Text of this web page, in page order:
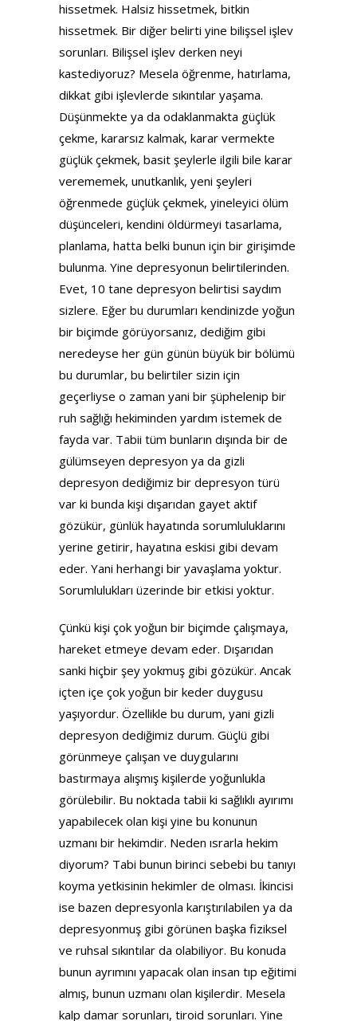
hissetmek. Halsiz hissetmek, bitkin
hissetmek. Bir diğer belirti yine bilişsel işlev
sorunları. Bilişsel işlev derken neyi
kastediyoruz? Mesela öğrenme, hatırlama,
dikkat gibi işlevlerde sıkıntılar yaşama.
Düşünmekte ya da odaklanmakta güçlük
çekme, kararsız kalmak, karar vermekte
güçlük çekmek, basit şeylerle ilgili bile karar
verememek, unutkanlık, yeni şeyleri
öğrenmede güçlük çekmek, yineleyici ölüm
düşünceleri, kendini öldürmeyi tasarlama,
planlama, hatta belki bunun için bir girişimde
bulunma. Yine depresyonun belirtilerinden.
Evet, 10 tane depresyon belirtisi saydım
sizlere. Eğer bu durumları kendinizde yoğun
bir biçimde görüyorsanız, dediğim gibi
neredeyse her gün günün büyük bir bölümü
bu durumlar, bu belirtiler sizin için
geçerliyse o zaman yani bir şüphelenip bir
ruh sağlığı hekiminden yardım istemek de
fayda var. Tabii tüm bunların dışında bir de
gülümseyen depresyon ya da gizli
depresyon dediğimiz bir depresyon türü
var ki bunda kişi dışarıdan gayet aktif
gözükür, günlük hayatında sorumluluklarını
yerine getirir, hayatına eskisi gibi devam
eder. Yani herhangi bir yavaşlama yoktur.
Sorumlulukları üzerinde bir etkisi yoktur.
Çünkü kişi çok yoğun bir biçimde çalışmaya,
hareket etmeye devam eder. Dışarıdan
sanki hiçbir şey yokmuş gibi gözükür. Ancak
içten içe çok yoğun bir keder duygusu
yaşıyordur. Özellikle bu durum, yani gizli
depresyon dediğimiz durum. Güçlü gibi
görünmeye çalışan ve duygularını
bastırmaya alışmış kişilerde yoğunlukla
görülebilir. Bu noktada tabii ki sağlıklı ayırımı
yapabilecek olan kişi yine bu konunun
uzmanı bir hekimdir. Neden ısrarla hekim
diyorum? Tabi bunun birinci sebebi bu tanıyı
koyma yetkisinin hekimler de olması. İkincisi
ise bazen depresyonla karıştırılabilen ya da
depresyonmuş gibi görünen başka fiziksel
ve ruhsal sıkıntılar da olabiliyor. Bu konuda
bunun ayrımını yapacak olan insan tıp eğitimi
almış, bunun uzmanı olan kişilerdir. Mesela
kalp damar sorunları, tiroid sorunları. Yine